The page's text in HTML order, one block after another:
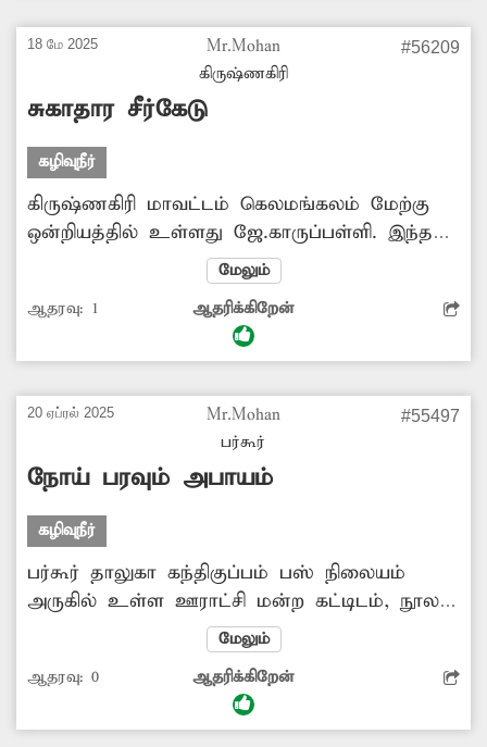
தொற்று நோய் பரவும் அபாயம் உள்ளது.
எனவே தாமதம் இன்றி ஓம் சக்தி கோவில்
வரை கழிவுநீர் கால்வாயை சீரமைக்க வேண்டும்
என பொதுமக்கள் கோரிக்கை விடுத்துள்ளனர்.
-வேலுசாமி, பர்கூர்.
18 மே 2025
Mr.Mohan
கிருஷ்ணகிரி
#56209
சுகாதார சீர்கேடு
கழிவுநீர்
கிருஷ்ணகிரி மாவட்டம் கெலமங்கலம் மேற்கு
ஒன்றியத்தில் உள்ளது ஜே.காருப்பள்ளி. இந்த
பகுதியில் கழிவுநீர் கால்வாய் அமைந்துள்ளது.
இந்த கால்வாய் சரிவர தூர்வாரப்படவில்லை.
இதனால் கால்வாயில் பிளாஸ்டிக் குப்பைகள்,
குடிநீர் பாட்டில் உள்ளிட்ட பொருட்கள் நிரம்பி
பரவ வாய்ப்பு உள்ளது. எனவே சம்பந்தப்பட்ட
அதிகாரிகள் நடவடிக்கை எடுத்து கால்வாய்
மேலும்
ஆதரவு: 1 ஆதரிக்கிறேன்
20 ஏப்ரல் 2025
Mr.Mohan
பர்கூர்
#55497
நோய் பரவும் அபாயம்
கழிவுநீர்
பர்கூர் தாலுகா கந்திகுப்பம் பஸ் நிலையம்
அருகில் உள்ள ஊராட்சி மன்ற கட்டிடம், நூலக
கட்டிடம் எதிரில் கடந்த 2 நாட்களுக்கு முன்பு
பெய்த மழையால் தண்ணீர் குளம் போல்
தேங்கியுள்ளது. இதனால் கொசுக்கள்
உற்பத்தியாகி நோய் பரவும் அபாயம் உள்ளது.
மேலும்
ஆதரவு: 0 ஆதரிக்கிறேன்